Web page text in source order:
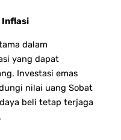
Inflasi
dalam
yang dapat
Investasi emas
nilai uang Sobat
beli tetap terjaga